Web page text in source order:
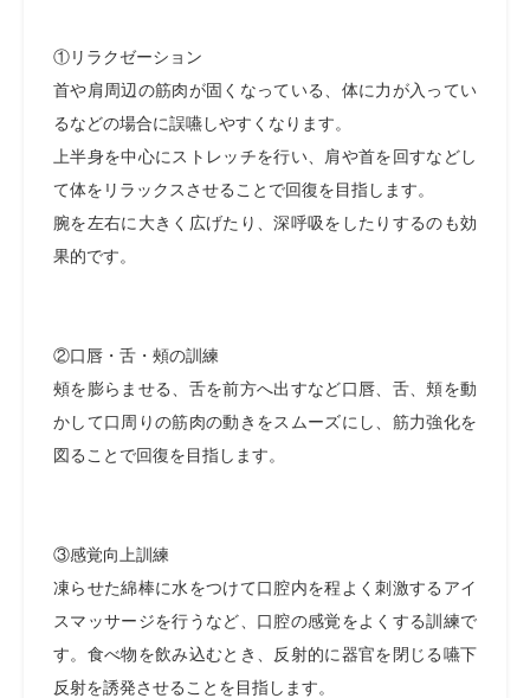
①リラクゼーション
首や肩周辺の筋肉が固くなっている、体に力が入ってい
るなどの場合に誤嚥しやすくなります。
上半身を中心にストレッチを行い、肩や首を回すなどし
て体をリラックスさせることで回復を目指します。
腕を左右に大きく広げたり、深呼吸をしたりするのも効
果的です。
②口唇・舌・頰の訓練
頰を膨らませる、舌を前方へ出すなど口唇、舌、頬を動
かして口周りの筋肉の動きをスムーズにし、筋力強化を
図ることで回復を目指します。
③感覚向上訓練
凍らせた綿棒に水をつけて口腔内を程よく刺激するアイ
スマッサージを行うなど、口腔の感覚をよくする訓練で
す。食べ物を飲み込むとき、反射的に器官を閉じる嚥下
反射を誘発させることを目指します。